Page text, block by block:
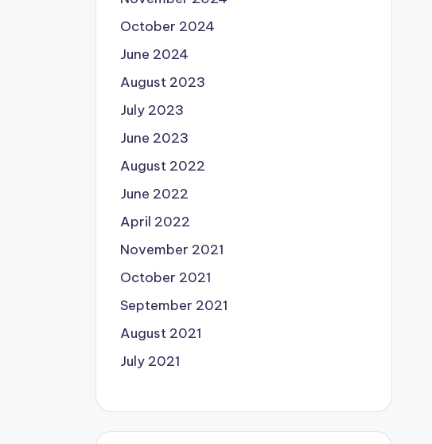
October 2024
June 2024
August 2023
July 2023
June 2023
August 2022
June 2022
April 2022
November 2021
October 2021
September 2021
August 2021
July 2021